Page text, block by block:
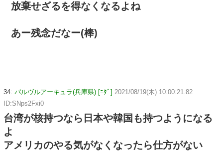
放棄せざるを得なくなるよね
あー残念だなー(棒)
34: パルヴルアーキュラ(兵庫県) [ﾆﾀﾞ] 2021/08/19(木) 10:00:21.82
ID:SNps2Fxi0
台湾が核持つなら日本や韓国も持つようになる
よ
アメリカのやる気がなくなったら仕方がない